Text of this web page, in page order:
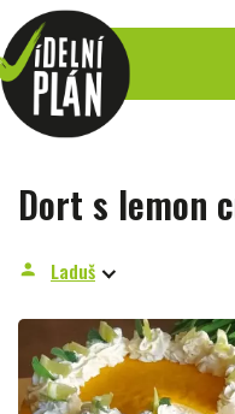
Dort s lemon
person Laduš